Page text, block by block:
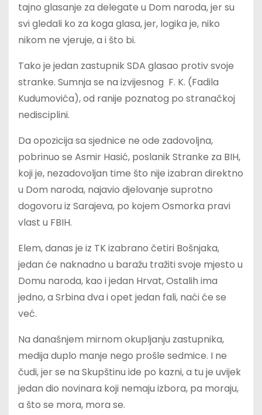
tajno glasanje za delegate u Dom naroda, jer su
svi gledali ko za koga glasa, jer, logika je, niko
nikom ne vjeruje, a i što bi.
Tako je jedan zastupnik SDA glasao protiv svoje
stranke. Sumnja se na izvijesnog F. K. (Fadila
Kudumovića), od ranije poznatog po stranačkoj
nedisciplini.
Da opozicija sa sjednice ne ode zadovoljna,
pobrinuo se Asmir Hasić, poslanik Stranke za BIH,
koji je, nezadovoljan time što nije izabran direktno
u Dom naroda, najavio djelovanje suprotno
dogovoru iz Sarajeva, po kojem Osmorka pravi
vlast u FBIH.
Elem, danas je iz TK izabrano četiri Bošnjaka,
jedan će naknadno u baražu tražiti svoje mjesto u
Domu naroda, kao i jedan Hrvat, Ostalih ima
jedno, a Srbina dva i opet jedan fali, naći će se
već.
Na današnjem mirnom okupljanju zastupnika,
medija duplo manje nego prošle sedmice. I ne
čudi, jer se na Skupštinu ide po kazni, a tu je uvijek
jedan dio novinara koji nemaju izbora, pa moraju,
a što se mora, mora se.